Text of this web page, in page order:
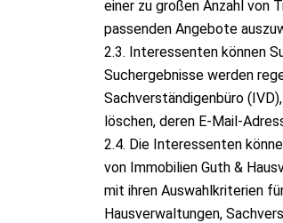
einer zu großen Anzahl von
passenden Angebote
2.3. Interessenten können
Suchergebnisse werden
Sachverständigenbüro
löschen, deren E-Mail-
2.4. Die Interessenten
von Immobilien Guth &
mit ihren Auswahlkriterien
Hausverwaltungen,